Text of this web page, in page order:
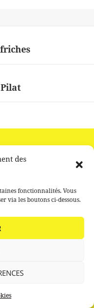
des
fonctionnalités. Vous
via les boutons ci-dessous.